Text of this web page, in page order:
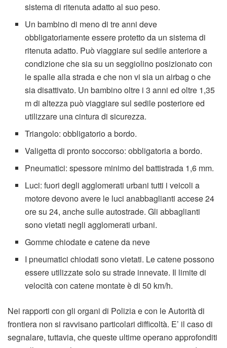
sistema di ritenuta adatto al suo peso.
Un bambino di meno di tre anni deve
obbligatoriamente essere protetto da un sistema di
ritenuta adatto. Può viaggiare sul sedile anteriore a
condizione che sia su un seggiolino posizionato con
le spalle alla strada e che non vi sia un airbag o che
sia disattivato. Un bambino oltre i 3 anni ed oltre 1,35
m di altezza può viaggiare sul sedile posteriore ed
utilizzare una cintura di sicurezza.
Triangolo: obbligatorio a bordo.
Valigetta di pronto soccorso: obbligatoria a bordo.
Pneumatici: spessore minimo del battistrada 1,6 mm.
Luci: fuori degli agglomerati urbani tutti i veicoli a
motore devono avere le luci anabbaglianti accese 24
ore su 24, anche sulle autostrade. Gli abbaglianti
sono vietati negli agglomerati urbani.
Gomme chiodate e catene da neve
I pneumatici chiodati sono vietati. Le catene possono
essere utilizzate solo su strade innevate. Il limite di
velocità con catene montate è di 50 km/h.
Nei rapporti con gli organi di Polizia e con le Autorità di
frontiera non si ravvisano particolari difficoltà. E’ il caso di
segnalare, tuttavia, che queste ultime operano approfonditi